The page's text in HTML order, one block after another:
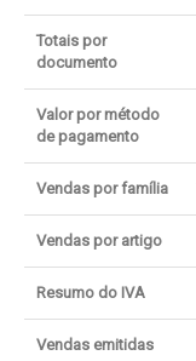
Totais por
documento
Valor por método
de pagamento
Vendas por família
Vendas por artigo
Resumo do IVA
Vendas emitidas